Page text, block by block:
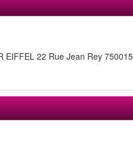
EIFFEL 22 Rue Jean Rey